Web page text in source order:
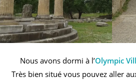
Nous avons dormi à l’Olympic
Très bien situé vous pouvez aller